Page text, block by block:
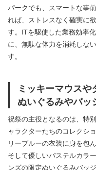
パークでも、スマートな事
れば、ストレスなく確実に
す。ITを駆使した業務効率
に、無駄な体力を消耗しな
す。
ミッキーマウス
ぬいぐるみやバッ
祝祭の主役となるのは、特
ャラクターたちのコレクシ
リーブルーの衣装に身を包
そして優しいパステルカラ
ンズの限定ぬいぐるみバッ